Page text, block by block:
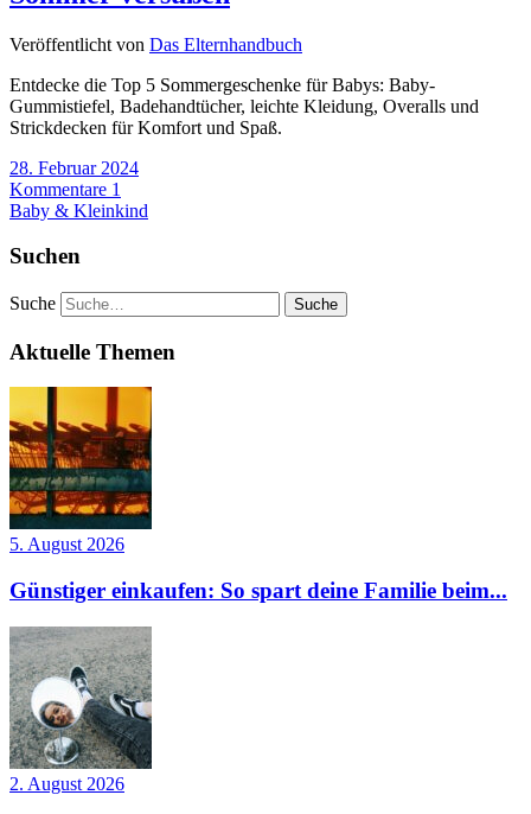
Veröffentlicht von Das Elternhandbuch
Entdecke die Top 5 Sommergeschenke für Babys: Baby-
Gummistiefel, Badehandtücher, leichte Kleidung, Overalls und
Strickdecken für Komfort und Spaß.
28. Februar 2024
Kommentare 1
Baby & Kleinkind
Suchen
Suche
Aktuelle Themen
5. August 2026
Günstiger einkaufen: So spart deine Familie beim...
2. August 2026